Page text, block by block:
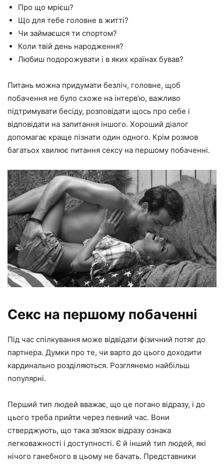
Про що мрієш?
Що для тебе головне в житті?
Чи займаєшся ти спортом?
Коли твій день народження?
Любиш подорожувати і в яких країнах бував?
Питань можна придумати безліч, головне, щоб
побачення не було схоже на інтерв’ю, важливо
підтримувати бесіду, розповідати щось про себе і
відповідати на запитання іншого. Хороший діалог
допомагає краще пізнати один одного. Крім розмов
багатьох хвилює питання сексу на першому побаченні.
Секс на першому побаченні
Під час спілкування може відвідати фізичний потяг до
партнера. Думки про те, чи варто до цього доходити
кардинально розділяються. Розглянемо найбільш
популярні.
Перший тип людей вважає, що це погано відразу, і до
цього треба прийти через певний час. Вони
стверджують, що така зв’язок відразу ознака
легковажності і доступності. Є й інший тип людей, які
нічого ганебного в цьому не бачать. Представники